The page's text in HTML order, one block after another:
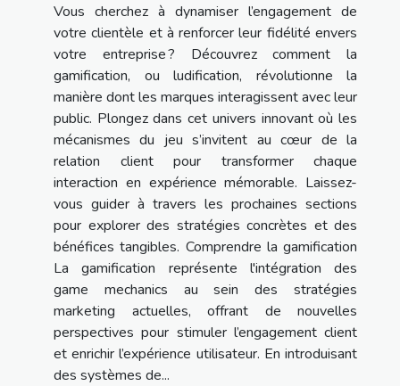
Vous cherchez à dynamiser l’engagement de
votre clientèle et à renforcer leur fidélité envers
votre entreprise ? Découvrez comment la
gamification, ou ludification, révolutionne la
manière dont les marques interagissent avec leur
public. Plongez dans cet univers innovant où les
mécanismes du jeu s’invitent au cœur de la
relation client pour transformer chaque
interaction en expérience mémorable. Laissez-
vous guider à travers les prochaines sections
pour explorer des stratégies concrètes et des
bénéfices tangibles. Comprendre la gamification
La gamification représente l'intégration des
game mechanics au sein des stratégies
marketing actuelles, offrant de nouvelles
perspectives pour stimuler l’engagement client
et enrichir l’expérience utilisateur. En introduisant
des systèmes de...